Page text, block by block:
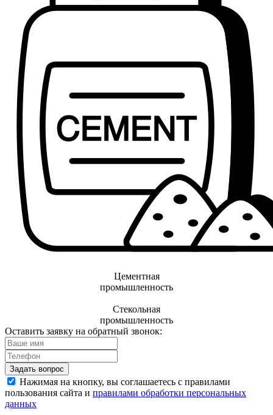
Цементная
промышленность
Стекольная
промышленность
Оставить заявку на обратный звонок:
Задать вопрос
Нажимая на кнопку, вы соглашаетесь с правилами
пользования сайта и правилами обработки персональных
данных